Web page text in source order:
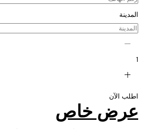
المدينة
remove
1
add
اطلب الآن
عرض خاص